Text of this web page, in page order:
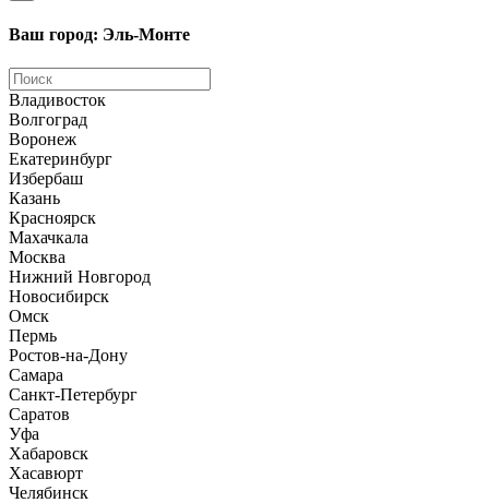
Ваш город: Эль-Монте
Владивосток
Волгоград
Воронеж
Екатеринбург
Избербаш
Казань
Красноярск
Махачкала
Москва
Нижний Новгород
Новосибирск
Омск
Пермь
Ростов-на-Дону
Самара
Санкт-Петербург
Саратов
Уфа
Хабаровск
Хасавюрт
Челябинск